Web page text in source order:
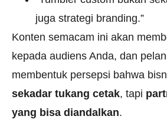
juga strategi branding.”
Konten semacam ini akan
kepada audiens Anda, dan
membentuk persepsi bahwa
sekadar tukang cetak, tapi
yang bisa diandalkan.